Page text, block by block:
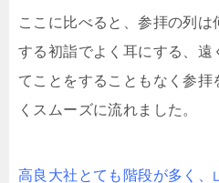
ここに比べると、参拝の列
する初詣でよく耳にする、遠
てことをすることもなく参拝
くスムーズに流れました。
高良大社とても階段が多く、